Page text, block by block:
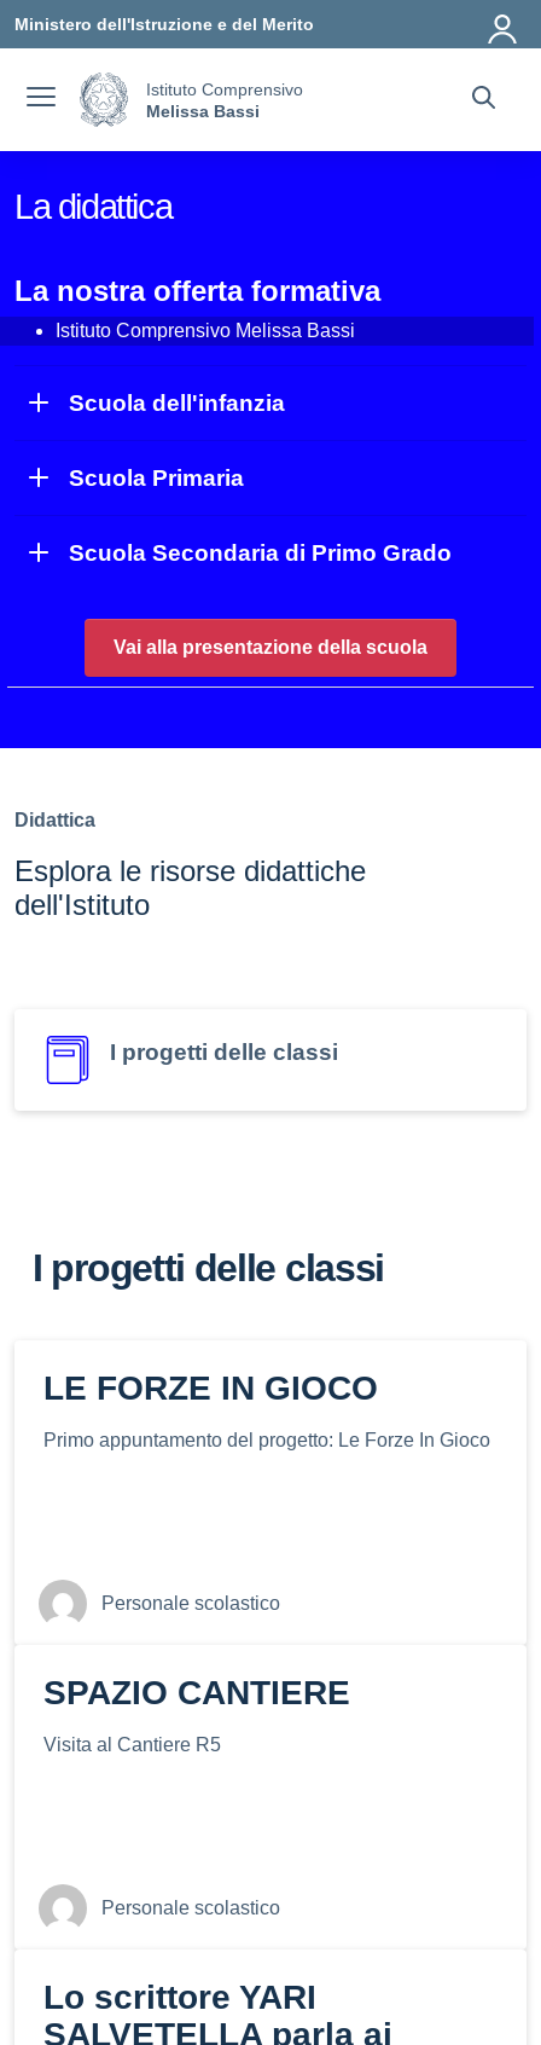
Ministero dell'Istruzione e del Merito
Istituto Comprensivo
Melissa Bassi
La didattica
La nostra offerta formativa
Istituto Comprensivo Melissa Bassi
Scuola dell'infanzia
Scuola Primaria
Scuola Secondaria di Primo Grado
Vai alla presentazione della scuola
Didattica
Esplora le risorse didattiche
dell'Istituto
I progetti delle classi
I progetti delle classi
LE FORZE IN GIOCO
Primo appuntamento del progetto: Le Forze In Gioco
Personale scolastico
SPAZIO CANTIERE
Visita al Cantiere R5
Personale scolastico
Lo scrittore YARI
SALVETELLA parla ai